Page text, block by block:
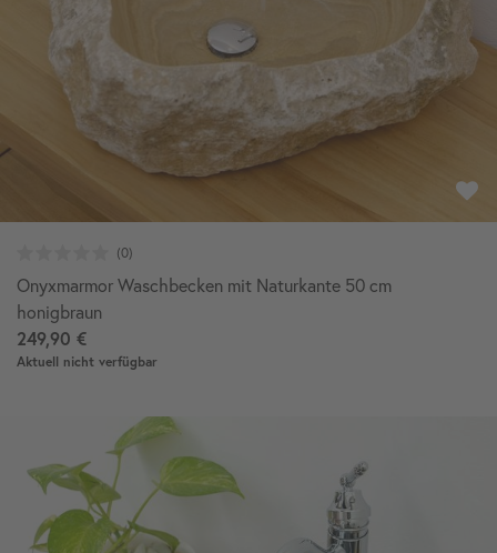
Onyxmarmor Waschbecken mit Naturkante 50 cm
honigbraun
249,90 €
Aktuell nicht verfügbar